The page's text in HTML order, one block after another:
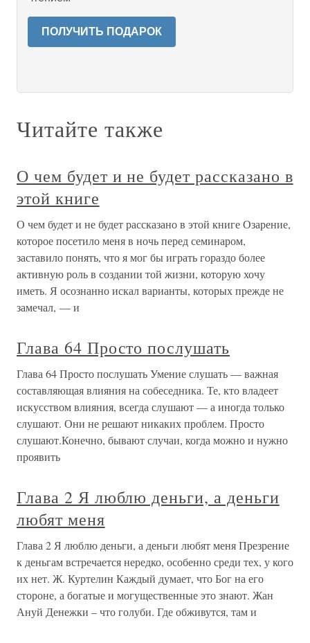
ПОЛУЧИТЬ ПОДАРОК
Читайте также
О чем будет и не будет рассказано в
этой книге
О чем будет и не будет рассказано в этой книге Озарение,
которое посетило меня в ночь перед семинаром,
заставило понять, что я мог бы играть гораздо более
активную роль в создании той жизни, которую хочу
иметь. Я осознанно искал варианты, которых прежде не
замечал, — и
Глава 64 Просто послушать
Глава 64 Просто послушать Умение слушать — важная
составляющая влияния на собеседника. Те, кто владеет
искусством влияния, всегда слушают — а иногда только
слушают. Они не решают никаких проблем. Просто
слушают.Конечно, бывают случаи, когда можно и нужно
проявить
Глава 2 Я люблю деньги, а деньги
любят меня
Глава 2 Я люблю деньги, а деньги любят меня Презрение
к деньгам встречается нередко, особенно среди тех, у кого
их нет. Ж. Куртелин Каждый думает, что Бог на его
стороне, а богатые и могущественные это знают. Жан
Ануй Денежки – что голуби. Где обживутся, там и